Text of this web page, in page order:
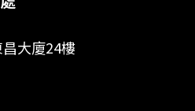
大廈24樓